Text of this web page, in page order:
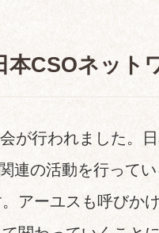
本CSOネット
が行われました。
連の活動を行って
アーユスも呼びか